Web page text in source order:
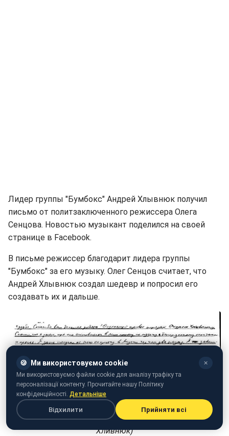
Лидер группы "Бумбокс" Андрей Хлывнюк получил
письмо от политзаключенного режиссера Олега
Сенцова. Новостью музыкант поделился на своей
странице в Facebook.
В письме режиссер благодарит лидера группы
"Бумбокс" за его музыку. Олег Сенцов считает, что
Андрей Хлывнюк создал шедевр и попросил его
создавать их и дальше.
Фото: Письмо Олега Сенцова (facebook.com/Андрій
Хливнюк)
🍪 Ми використовуємо cookie ✕
Ми використовуємо файли cookie для аналізу трафіку та
персоналізації контенту. Прочитайте нашу Політику
конфіденційності. Детальніше
Відхилити Прийняти всі